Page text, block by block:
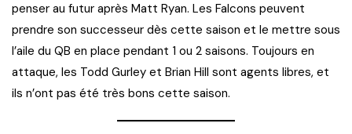
penser au futur après Matt Ryan. Les Falcons peuvent
prendre son successeur dès cette saison et le mettre sous
l’aile du QB en place pendant 1 ou 2 saisons. Toujours en
attaque, les Todd Gurley et Brian Hill sont agents libres, et
ils n’ont pas été très bons cette saison.